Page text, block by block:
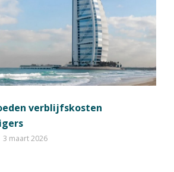
verblijfskosten
3 maart 2026